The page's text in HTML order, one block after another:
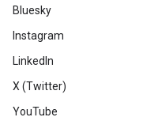
Bluesky
Instagram
LinkedIn
X (Twitter)
YouTube